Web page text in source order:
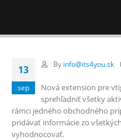
13
sep
By info@its4you.sk
Nová extension pre
sprehľadniť všetky
rámci jedného obchodného
pridávať informácie zo
vyhodnocovať.